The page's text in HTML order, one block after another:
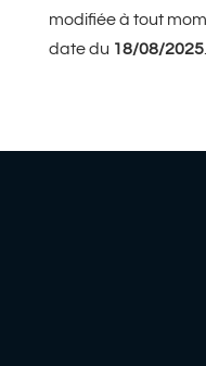
modifiée à tout
date du 18/08/2025.